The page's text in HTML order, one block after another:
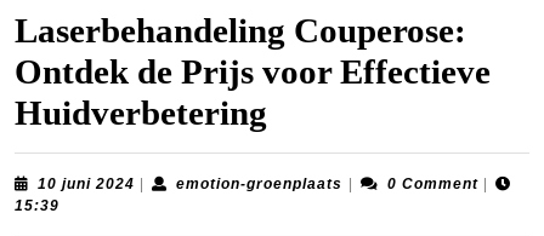
Laserbehandeling Couperose:
Ontdek de Prijs voor Effectieve
Huidverbetering
10 juni 2024 10
emotion-groenplaats emotion-0 Comment
15:39